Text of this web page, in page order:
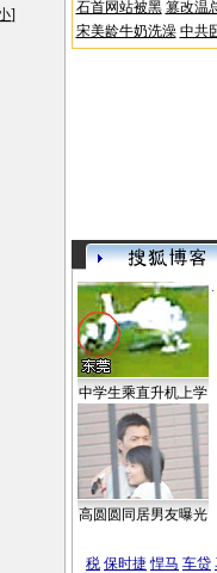
]
石首网站被黑 篡改温
宋美龄牛奶洗澡 中共
中学生乘直升机上学
高圆圆同居男友曝光
税 保时捷 悍马 车贷